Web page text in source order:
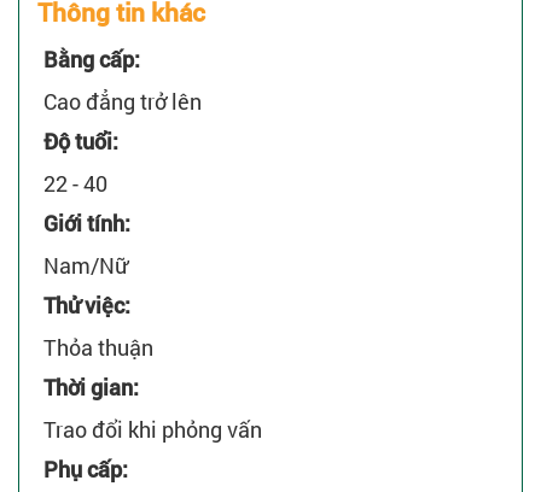
Thông tin khác
Bằng cấp:
Cao đẳng trở lên
Độ tuổi:
22 - 40
Giới tính:
Nam/Nữ
Thử việc:
Thỏa thuận
Thời gian:
Trao đổi khi phỏng vấn
Phụ cấp: